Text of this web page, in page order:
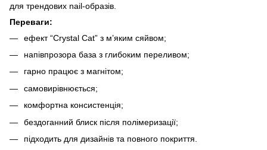
для трендових nail-образів.
Переваги:
ефект “Crystal Cat” з м’яким сяйвом;
напівпрозора база з глибоким переливом;
гарно працює з магнітом;
самовирівнюється;
комфортна консистенція;
бездоганний блиск після полімеризації;
підходить для дизайнів та повного покриття.